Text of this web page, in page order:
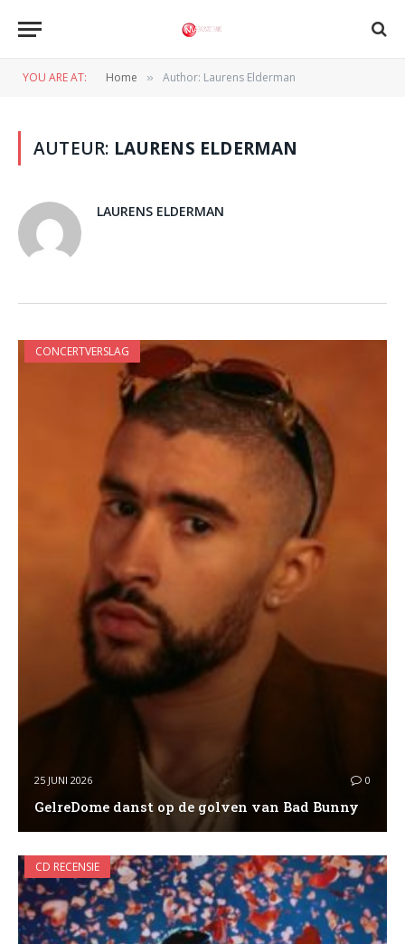
YOU ARE AT: Home » Author: Laurens Elderman
AUTEUR: LAURENS ELDERMAN
LAURENS ELDERMAN
CONCERTVERSLAG
25 JUNI 2026 0
GelreDome danst op de golven van Bad Bunny
CD RECENSIE